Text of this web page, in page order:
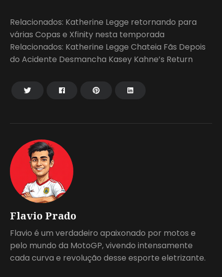
Flavio Prado
Flavio é um verdadeiro apaixonado por motos e
pelo mundo da MotoGP, vivendo intensamente
cada curva e revolução desse esporte eletrizante.
Relacionados: Katherine Legge retornando para
várias Copas e Xfinity nesta temporada
Relacionados: Katherine Legge Chateia Fãs Depois
do Acidente Desmancha Kasey Kahne’s Return